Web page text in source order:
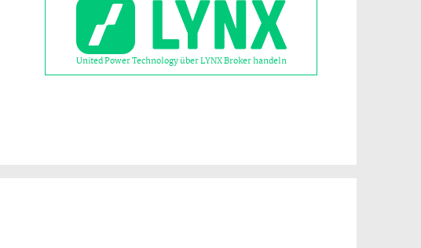
United Power Technology über LYNX Broker handeln